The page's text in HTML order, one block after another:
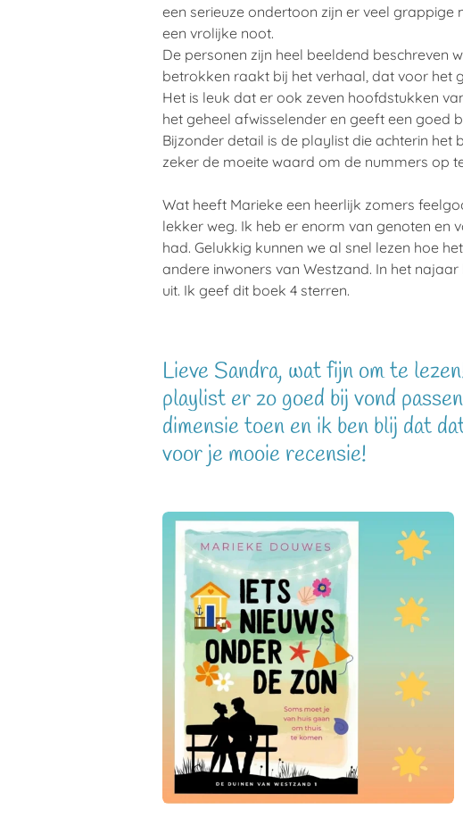
een serieuze ondertoon zijn er veel
een vrolijke noot.
De personen zijn heel beeldend beschreven
betrokken raakt bij het verhaal, dat voor het
Het is leuk dat er ook zeven hoofdstukken
het geheel afwisselender en geeft een goed
Bijzonder detail is de playlist die achterin
zeker de moeite waard om de nummers op
Wat heeft Marieke een heerlijk zomers
lekker weg. Ik heb er enorm van genoten en
had. Gelukkig kunnen we al snel lezen hoe
andere inwoners van Westzand. In het
uit. Ik geef dit boek 4 sterren.
Lieve Sandra, wat fijn om te
playlist er zo goed bij vond
dimensie toen en ik ben blij dat
voor je mooie recensie!